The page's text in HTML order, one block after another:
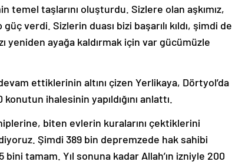
temel taşlarını oluşturdu. Sizlere olan aşkımız,
verdi. Sizlerin duası bizi başarılı kıldı, şimdi de
yeniden ayağa kaldırmak için var gücümüzle
ettiklerinin altını çizen Yerlikaya, Dörtyol’da
ihalesinin yapıldığını anlattı.
biten evlerin kuralarını çektiklerini
Şimdi 389 bin depremzede hak sahibi
tamam. Yıl sonuna kadar Allah’ın izniyle 200